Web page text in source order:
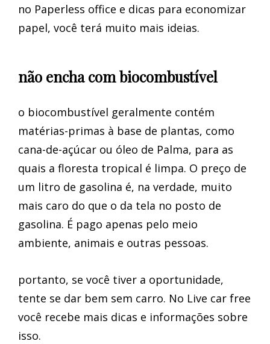
no Paperless office e dicas para economizar
papel, você terá muito mais ideias.
não encha com biocombustível
o biocombustível geralmente contém
matérias-primas à base de plantas, como
cana-de-açúcar ou óleo de Palma, para as
quais a floresta tropical é limpa. O preço de
um litro de gasolina é, na verdade, muito
mais caro do que o da tela no posto de
gasolina. É pago apenas pelo meio
ambiente, animais e outras pessoas.
portanto, se você tiver a oportunidade,
tente se dar bem sem carro. No Live car free
você recebe mais dicas e informações sobre
isso.